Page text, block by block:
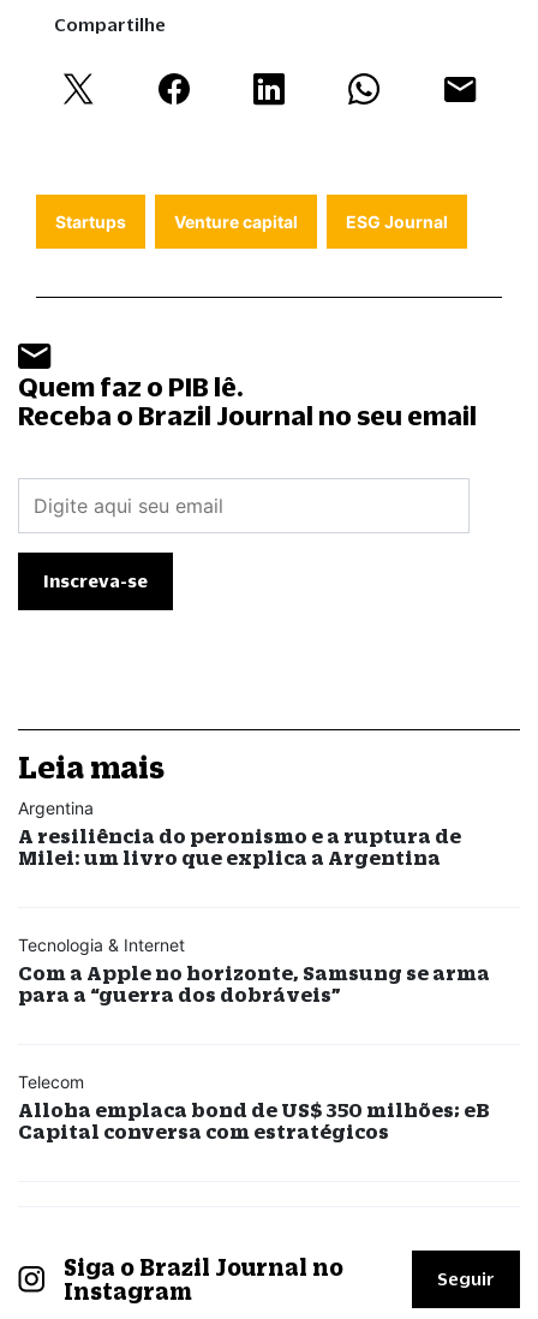
Compartilhe
Startups Venture capital ESG Journal
Quem faz o PIB lê.
Receba o Brazil Journal no seu email
Leia mais
Argentina
A resiliência do peronismo e a ruptura de
Milei: um livro que explica a Argentina
Tecnologia & Internet
Com a Apple no horizonte, Samsung se arma
para a “guerra dos dobráveis”
Telecom
Alloha emplaca bond de US$ 350 milhões; eB
Capital conversa com estratégicos
Siga o Brazil Journal no
Instagram
Seguir